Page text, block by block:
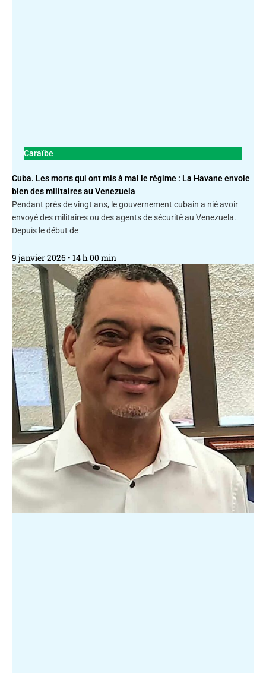
Caraïbe
Cuba. Les morts qui ont mis à mal le régime : La Havane envoie
bien des militaires au Venezuela
Pendant près de vingt ans, le gouvernement cubain a nié avoir
envoyé des militaires ou des agents de sécurité au Venezuela.
Depuis le début de
9 janvier 2026 14 h 00 min